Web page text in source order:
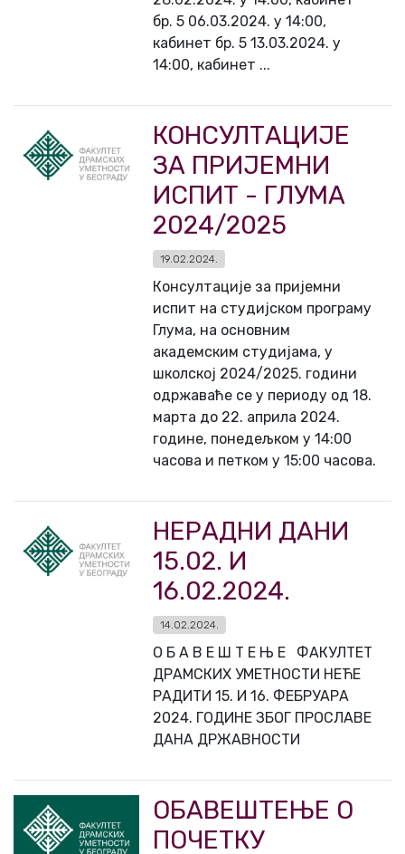
бр. 5 06.03.2024. у 14:00,
кабинет бр. 5 13.03.2024. у
14:00, кабинет ...
КОНСУЛТАЦИЈЕ
ЗА ПРИЈЕМНИ
ИСПИТ - ГЛУМА
2024/2025
19.02.2024.
Консултације за пријемни
испит на студијском програму
Глума, на основним
академским студијама, у
школској 2024/2025. години
одржаваће се у периоду од 18.
марта до 22. априла 2024.
године, понедељком у 14:00
часова и петком у 15:00 часова.
НЕРАДНИ ДАНИ
15.02. И
16.02.2024.
14.02.2024.
О Б А В Е Ш Т Е Њ Е ФАКУЛТЕТ
ДРАМСКИХ УМЕТНОСТИ НЕЋЕ
РАДИТИ 15. И 16. ФЕБРУАРА
2024. ГОДИНЕ ЗБОГ ПРОСЛАВЕ
ДАНА ДРЖАВНОСТИ
ОБАВЕШТЕЊЕ О
ПОЧЕТКУ